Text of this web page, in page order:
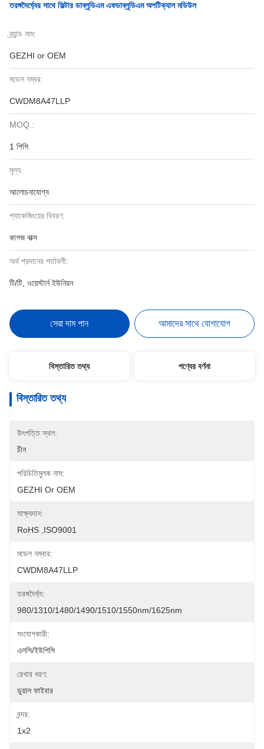
তরঙ্গদৈর্ঘ্যের সাথে ফিল্টার ডাব্লুডিএম এফডাব্লুডিএম অপটিক্যাল মডিউল
ব্র্যান্ড নাম:
GEZHI or OEM
মডেল নম্বর:
CWDM8A47LLP
MOQ.:
1 পিসি
মূল্য:
আলোচনাযোগ্য
প্যাকেজিংয়ের বিবরণ:
কাগজ বাক্স
অর্থ প্রদানের শর্তাবলী:
টি/টি, ওয়েস্টার্ন ইউনিয়ন
সেরা দাম পান আমাদের সাথে যোগাযোগ
বিস্তারিত তথ্য পণ্যের বর্ণনা
বিস্তারিত তথ্য
উৎপত্তি স্থল:
চীন
পরিচিতিমুলক নাম:
GEZHI Or OEM
সাক্ষ্যদান:
RoHS ,ISO9001
মডেল নম্বার:
CWDM8A47LLP
তরঙ্গদৈর্ঘ্য:
980/1310/1480/1490/1510/1550nm/1625nm
সংযোগকারী:
এলসি/ইউপিসি
রেখার ধরণ:
ডুয়াল ফাইবার
বন্দর:
1x2